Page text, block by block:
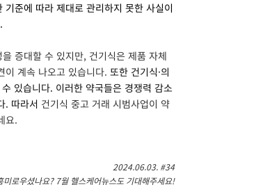
준에 따라 제대로 관리하지 못한 사실이
증대할 수 있지만, 건기식은 제품 자체
이 계속 나오고 있습니다. 또한 건기식·의
있습니다. 이러한 약국들은 경쟁력 감소
. 따라서 건기식 중고 거래 시범사업이 약
요.
2024.06.03. #34
미로우셨나요? 7월 헬스케어뉴스도 기대해주세요!